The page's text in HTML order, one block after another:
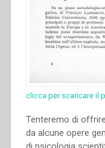
clicca per scaricare il
Tenteremo di
da alcune opere